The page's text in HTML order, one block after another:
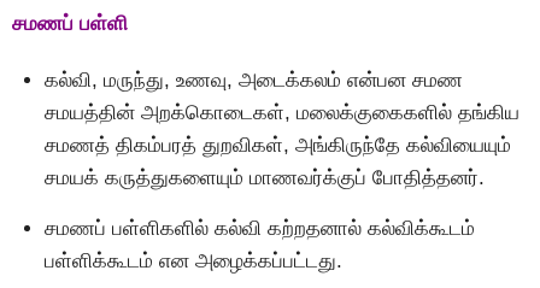
சமணப் பள்ளி
கல்வி, மருந்து, உணவு, அடைக்கலம் என்பன சமண
சமயத்தின் அறக்கொடைகள், மலைக்குகைகளில் தங்கிய
சமணத் திகம்பரத் துறவிகள், அங்கிருந்தே கல்வியையும்
சமயக் கருத்துகளையும் மாணவர்க்குப் போதித்தனர்.
சமணப் பள்ளிகளில் கல்வி கற்றதனால் கல்விக்கூடம்
பள்ளிக்கூடம் என அழைக்கப்பட்டது.